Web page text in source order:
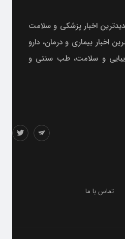
اخبار پزشکی و سلامت
اخبار بیماری و درمان، دارو
و سلامت، طب سنتی و
تماس با ما